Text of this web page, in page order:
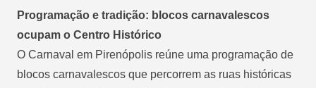
Programação e tradição: blocos carnavalescos
ocupam o Centro Histórico
O Carnaval em Pirenópolis reúne uma programação de
blocos carnavalescos que percorrem as ruas históricas